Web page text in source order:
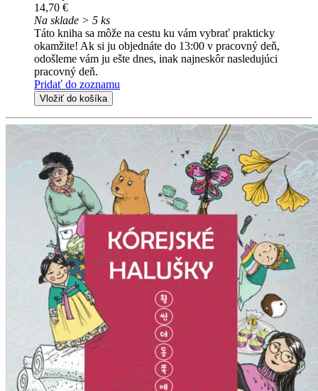
14,70 €
Na sklade > 5 ks
Táto kniha sa môže na cestu ku vám vybrať prakticky
okamžite! Ak si ju objednáte do 13:00 v pracovný deň,
odošleme vám ju ešte dnes, inak najneskôr nasledujúci
pracovný deň.
Pridať do zoznamu
Vložiť do košíka